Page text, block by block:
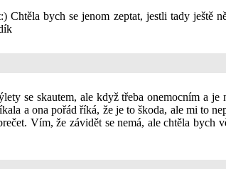
Chtěla bych se jenom zeptat, jestli tady ještě
se skautem, ale když třeba onemocním a
a ona pořád říká, že je to škoda, ale mi to
Vím, že závidět se nemá, ale chtěla bych